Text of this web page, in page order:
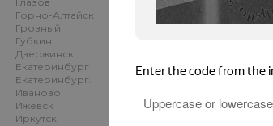
Горно-Алтайск
Грозный
Губкин
Дзержинск
Екатеринбург
Екатеринбург.
Иваново
Ижевск
Иркутск
Нальчик
Находка..
Нижневартовск